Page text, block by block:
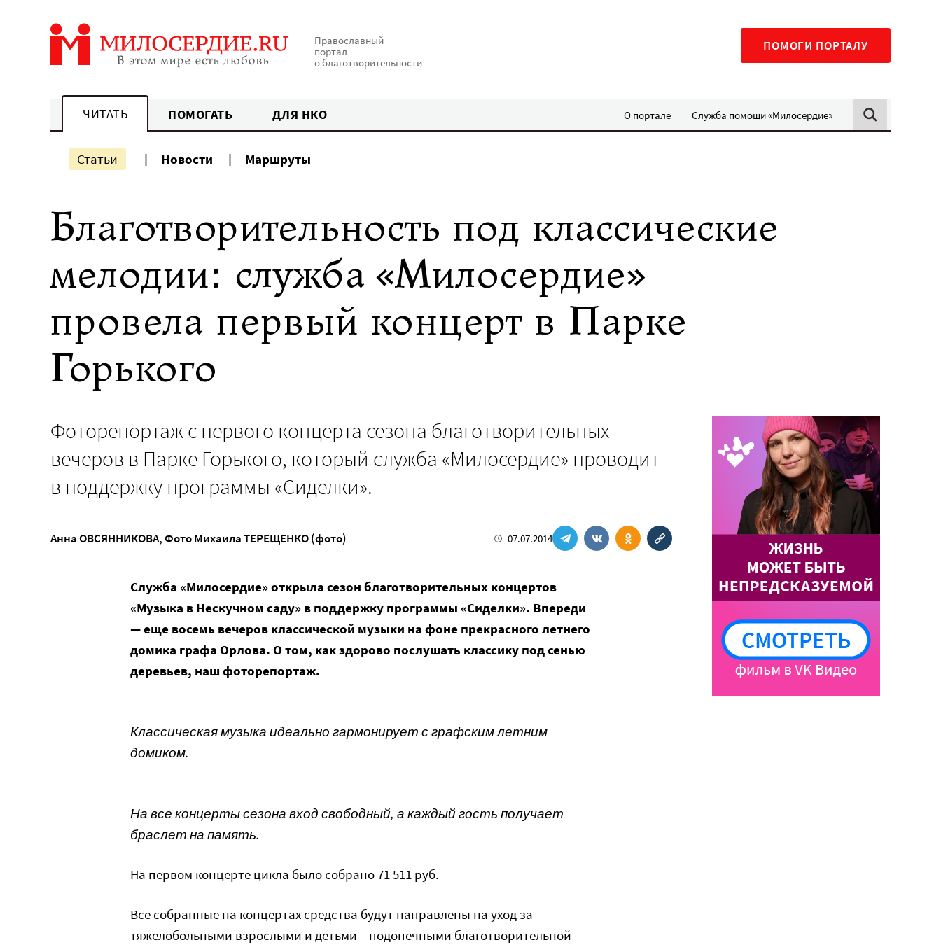
Православный
портал
о благотворительности
ПОМОГИ ПОРТАЛУ
ЧИТАТЬ ПОМОГАТЬ ДЛЯ НКО О портале Служба помощи «Милосердие»
Статьи Новости Маршруты
Благотворительность под классические
мелодии: служба «Милосердие»
провела первый концерт в Парке
Горького
Фоторепортаж с первого концерта сезона благотворительных
вечеров в Парке Горького, который служба «Милосердие» проводит
в поддержку программы «Сиделки».
Анна ОВСЯННИКОВА,Фото Михаила ТЕРЕЩЕНКО (фото) 07.07.2014
Служба «Милосердие» открыла сезон благотворительных концертов
«Музыка в Нескучном саду» в поддержку программы «Сиделки». Впереди
— еще восемь вечеров классической музыки на фоне прекрасного летнего
домика графа Орлова. О том, как здорово послушать классику под сенью
деревьев, наш фоторепортаж.
Классическая музыка идеально гармонирует с графским летним
домиком.
На все концерты сезона вход свободный, а каждый гость получает
браслет на память.
На первом концерте цикла было собрано 71 511 руб.
Все собранные на концертах средства будут направлены на уход за
тяжелобольными взрослыми и детьми – подопечными благотворительной